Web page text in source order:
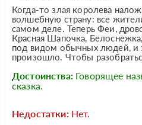
Когда-то злая королева
волшебную страну: все
самом деле. Теперь Феи,
Красная Шапочка,
под видом обычных людей, и
произошло. Чтобы
Достоинства: Говорящее
сказка.
Недостатки: Нет.